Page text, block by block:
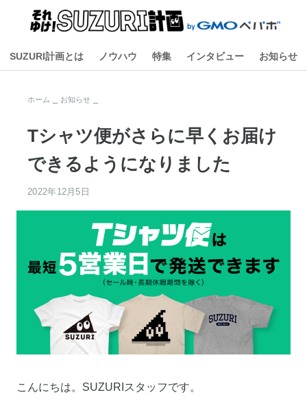
SUZURI計画とは ノウハウ 特集 インタビュー お知らせ
ホーム お知らせ
Tシャツ便がさらに早くお届け
できるようになりました
2022年12月5日
こんにちは。SUZURIスタッフです。